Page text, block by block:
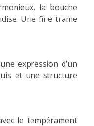
la bouche
Une fine trame
expression d’un
et une structure
le tempérament